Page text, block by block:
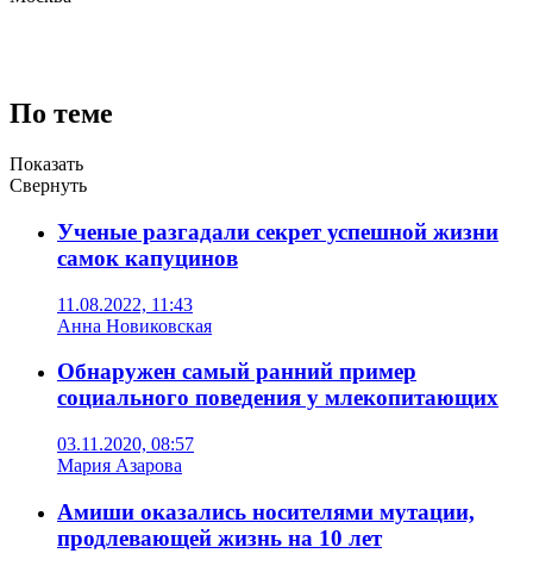
По теме
Показать
Свернуть
Ученые разгадали секрет успешной жизни
самок капуцинов
11.08.2022, 11:43
Анна Новиковская
Обнаружен самый ранний пример
социального поведения у млекопитающих
03.11.2020, 08:57
Мария Азарова
Амиши оказались носителями мутации,
продлевающей жизнь на 10 лет